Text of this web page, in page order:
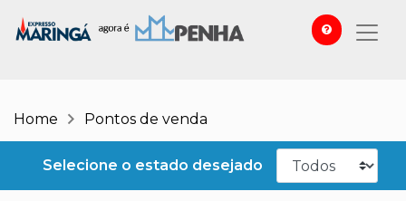
Home Pontos de venda
Selecione o estado desejado